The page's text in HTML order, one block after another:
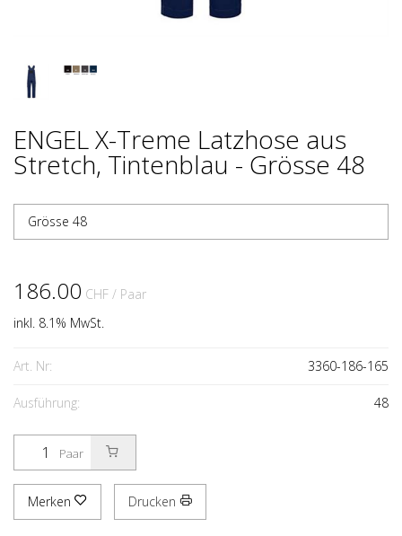
ENGEL X-Treme Latzhose aus
Stretch, Tintenblau - Grösse 48
Grösse 48
186.00 CHF / Paar
inkl. 8.1% MwSt.
Art. Nr: 3360-186-165
Ausführung: 48
Paar
Merken Drucken